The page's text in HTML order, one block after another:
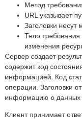
Метод
URL указывает
Заголовки несут
Тело
изменения
Сервер создает
содержит код
информацией. Код
операции. Заголовки
информацию о данных
Клиент принимает